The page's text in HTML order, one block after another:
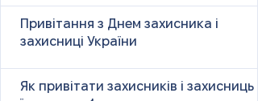
Привітання з Днем захисника і
захисниці України
Як привітати захисників і захисниць у